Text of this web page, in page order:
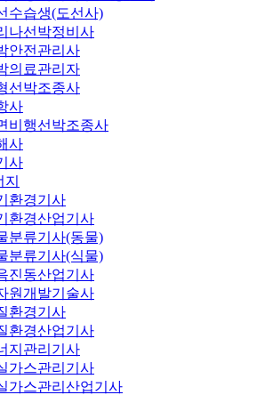
수습생(도선사)
나선박정비사
안전관리사
의료관리자
선박조종사
사
비행선박조종사
사
사
환경기사
환경산업기사
분류기사(동물)
분류기사(식물)
진동산업기사
원개발기술사
환경기사
환경산업기사
지관리기사
가스관리기사
가스관리산업기사